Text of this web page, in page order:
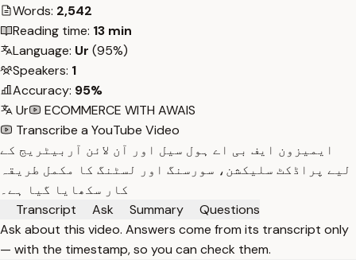
Words: 2,542
Reading time: 13 min
Language: Ur (95%)
Speakers: 1
Accuracy: 95%
Ur
ECOMMERCE WITH AWAIS
Transcribe a YouTube Video
ایمیزون ایف بی اے ہول سیل اور آن لائن آربیٹریج کے
لیے پراڈکٹ سلیکشن، سورسنگ اور لسٹنگ کا مکمل طریقہ
کار سکھایا گیا ہے۔
Transcript
Ask Summary
Questions
Ask about this video. Answers come from its transcript only
— with the timestamp, so you can check them.